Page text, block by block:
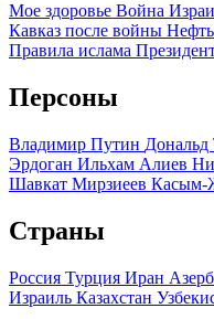
Мое здоровье Война
Кавказ после войны
Правила ислама
Персоны
Владимир Путин Дональд
Эрдоган Ильхам Алиев
Шавкат Мирзиеев Касым-
Страны
Россия Турция Иран
Израиль Казахстан